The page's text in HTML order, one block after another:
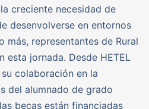
creciente necesidad de
desenvolverse en entornos
más, representantes de Rural
esta jornada. Desde HETEL
colaboración en la
del alumnado de grado
becas están financiadas